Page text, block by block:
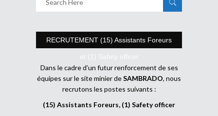
RECRUTEMENT (15) Assistants Foreurs
et (1) Safety officer
Dans le cadre d’un futur renforcement de ses
équipes sur le site minier deSAMBRADO, nous
recrutons les postes suivants :
(15) Assistants Foreurs, (1) Safety officer